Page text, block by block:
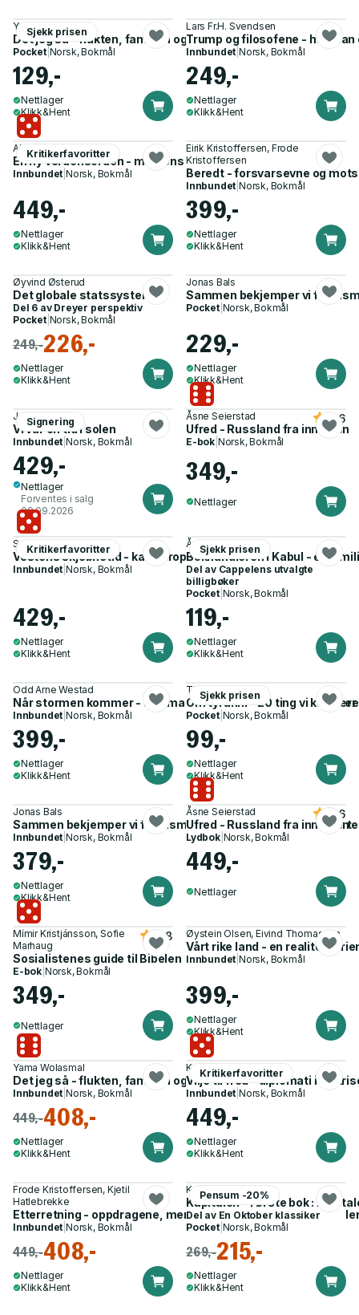
Sjekk prisen
Yama Wolasmal
Det jeg så - flukten, familien og livet som krigsreporter
Pocket| Norsk, Bokmål
129,-
Nettlager
Klikk&Hent
Lars Fr.H. Svendsen
Trump og filosofene -
Innbundet |Norsk, Bokmål
249,-
Nettlager
Klikk&Hent
Kritikerfavoritter
Alexander Stubb
En ny verdensorden - maktens triangel
Innbundet |Norsk, Bokmål
449,-
Nettlager
Klikk&Hent
Eirik Kristoffersen, Frode
Kristoffersen
Beredt - forsvarsevne og
Innbundet |Norsk, Bokmål
399,-
Nettlager
Klikk&Hent
Øyvind Østerud
Det globale statssystemet
Del 6 av Dreyer perspektiv
Pocket| Norsk, Bokmål
249,-226,-
Nettlager
Klikk&Hent
Jonas Bals
Sammen bekjemper vi
Pocket| Norsk, Bokmål
229,-
Nettlager
Klikk&Hent
Signering
Jan Grue
Vi var en tid i solen
Innbundet |Norsk, Bokmål
429,-
Nettlager
Forventes i salg
09.09.2026
Åsne Seierstad
Ufred - Russland fra innsiden
4.6
E-bok Norsk, Bokmål
349,-
Nettlager
Kritikerfavoritter
Sverre Diesen
Vestens skjebnetid - kan Europa forsvares uten USA?
Innbundet |Norsk, Bokmål
429,-
Nettlager
Klikk&Hent
Sjekk prisen
Åsne Seierstad
Bokhandleren i Kabul - et
Del av Cappelens utvalgte
billigbøker
Pocket| Norsk, Bokmål
119,-
Nettlager
Klikk&Hent
Odd Arne Westad
Når stormen kommer - stormaktskrig og historiens advarsler
Innbundet |Norsk, Bokmål
399,-
Nettlager
Klikk&Hent
Sjekk prisen
Timothy Snyder
Om tyranni - 20 ting vi kan
Pocket| Norsk, Bokmål
99,-
Nettlager
Klikk&Hent
Jonas Bals
Sammen bekjemper vi fascismen - strategier for
Innbundet |Norsk, Bokmål
379,-
Nettlager
Klikk&Hent
Åsne Seierstad
Ufred - Russland fra innsiden
4.6
Lydbok| Norsk, Bokmål
449,-
Nettlager
Mímir Kristjánsson, Sofie
Marhaug
Sosialistenes guide til Bibelen
4.8
E-bok Norsk, Bokmål
349,-
Nettlager
Øystein Olsen, Eivind Thomassen
Vårt rike land - en
Innbundet |Norsk, Bokmål
399,-
Nettlager
Klikk&Hent
Yama Wolasmal
Det jeg så - flukten, familien og livet som krigsreporter
Innbundet |Norsk, Bokmål
449,-408,-
Nettlager
Klikk&Hent
Kritikerfavoritter
Kai Eide
Vilje til fred - diplomati i en
Innbundet |Norsk, Bokmål
449,-
Nettlager
Klikk&Hent
Frode Kristoffersen, Kjetil
Hatlebrekke
Etterretning - oppdragene, menneskene og faget : fra
Innbundet |Norsk, Bokmål
449,-408,-
Nettlager
Klikk&Hent
Pensum -20%
Karl Marx
Kapitalen - Første bok :
Del av En Oktober klassiker
Pocket| Norsk, Bokmål
269,-215,-
Nettlager
Klikk&Hent